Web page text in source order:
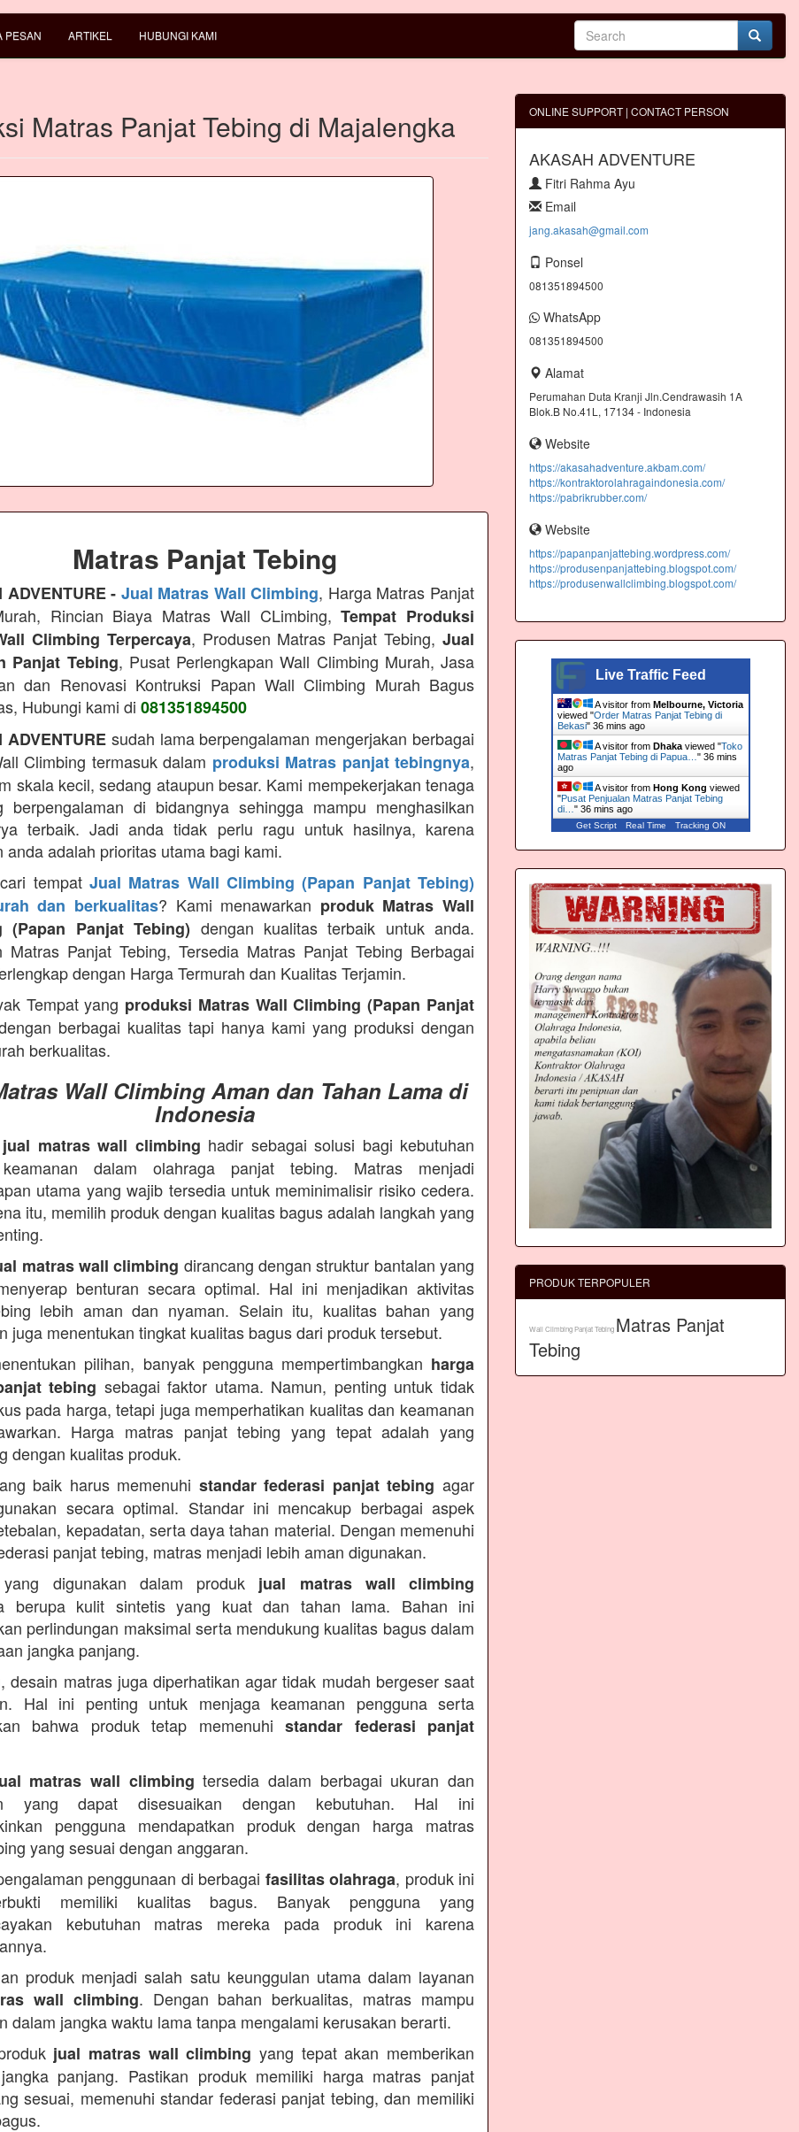
PESAN ARTIKEL HUBUNGI KAMI
Matras Panjat Tebing di Majalengka
Matras Panjat Tebing
- Jual Matras Wall Climbing, Harga Matras Panjat
Rincian Biaya Matras Wall CLimbing,Tempat Produksi
Climbing Terpercaya, Produsen Matras Panjat Tebing, Jual
Panjat Tebing, Pusat Perlengkapan Wall Climbing Murah, Jasa
dan Renovasi Kontruksi Papan Wall Climbing Murah Bagus
Hubungi kami di 081351894500
sudah lama berpengalaman mengerjakan berbagai
Climbing termasuk dalam produksi Matras panjat tebingnya,
skala kecil, sedang ataupun besar. Kami mempekerjakan tenaga
berpengalaman di bidangnya sehingga mampu menghasilkan
terbaik. Jadi anda tidak perlu ragu untuk hasilnya, karena
anda adalah prioritas utama bagi kami.
tempat Jual Matras Wall Climbing (Papan Panjat Tebing)
dan berkualitas? Kami menawarkan produk Matras Wall
(Papan Panjat Tebing) dengan kualitas terbaik untuk anda.
Matras Panjat Tebing, Tersedia Matras Panjat Tebing Berbagai
dengan Harga Termurah dan Kualitas Terjamin.
Tempat yang produksi Matras Wall Climbing (Papan Panjat
berbagai kualitas tapi hanya kami yang produksi dengan
berkualitas.
Wall Climbing Aman dan Tahan Lama di
Indonesia
jual matras wall climbing hadir sebagai solusi bagi kebutuhan
dalam olahraga panjat tebing. Matras menjadi
utama yang wajib tersedia untuk meminimalisir risiko cedera.
itu, memilih produk dengan kualitas bagus adalah langkah yang
matras wall climbing dirancang dengan struktur bantalan yang
benturan secara optimal. Hal ini menjadikan aktivitas
lebih aman dan nyaman. Selain itu, kualitas bahan yang
juga menentukan tingkat kualitas bagus dari produk tersebut.
pilihan, banyak pengguna mempertimbangkan harga
tebing sebagai faktor utama. Namun, penting untuk tidak
pada harga, tetapi juga memperhatikan kualitas dan keamanan
Harga matras panjat tebing yang tepat adalah yang
dengan kualitas produk.
baik harus memenuhi standar federasi panjat tebing agar
secara optimal. Standar ini mencakup berbagai aspek
kepadatan, serta daya tahan material. Dengan memenuhi
panjat tebing, matras menjadi lebih aman digunakan.
digunakan dalam produk jual matras wall climbing
berupa kulit sintetis yang kuat dan tahan lama. Bahan ini
perlindungan maksimal serta mendukung kualitas bagus dalam
jangka panjang.
desain matras juga diperhatikan agar tidak mudah bergeser saat
Hal ini penting untuk menjaga keamanan pengguna serta
bahwa produk tetap memenuhistandar federasi panjat
matras wall climbing tersedia dalam berbagai ukuran dan
yang dapat disesuaikan dengan kebutuhan. Hal ini
pengguna mendapatkan produk dengan harga matras
yang sesuai dengan anggaran.
penggunaan di berbagai fasilitas olahraga, produk ini
memiliki kualitas bagus. Banyak pengguna yang
kebutuhan matras mereka pada produk ini karena
produk menjadi salah satu keunggulan utama dalam layanan
wall climbing. Dengan bahan berkualitas, matras mampu
dalam jangka waktu lama tanpa mengalami kerusakan berarti.
jual matras wall climbing yang tepat akan memberikan
panjang. Pastikan produk memiliki harga matras panjat
sesuai, memenuhi standar federasi panjat tebing, dan memiliki
ONLINE SUPPORT | CONTACT PERSON
AKASAH ADVENTURE
Fitri Rahma Ayu
Email
jang.akasah@gmail.com
Ponsel
081351894500
WhatsApp
081351894500
Alamat
Perumahan Duta Kranji Jln.Cendrawasih 1A
Blok.B No.41L, 17134 - Indonesia
Website
https://akasahadventure.akbam.com/
https://kontraktorolahragaindonesia.com/
https://pabrikrubber.com/
Website
https://papanpanjattebing.wordpress.com/
https://produsenpanjattebing.blogspot.com/
https://produsenwallclimbing.blogspot.com/
Live Traffic Feed
A visitor from Melbourne, Victoria
viewed "Order Matras Panjat Tebing di
Bekasi" 36 mins ago
A visitor from Dhakaviewed "Toko
Matras Panjat Tebing di Papua… " 36 mins
ago
A visitor from Hong Kong viewed
"Pusat Penjualan Matras Panjat Tebing
di… " 36 mins ago
Get Script Real Time Tracking ON
PRODUK TERPOPULER
Wall Climbing Panjat Tebing Matras Panjat
Tebing